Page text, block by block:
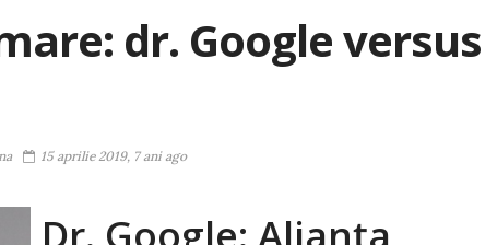
dr. Google versus
15 aprilie 2019, 7 ani ago
Dr. Google: Alianța